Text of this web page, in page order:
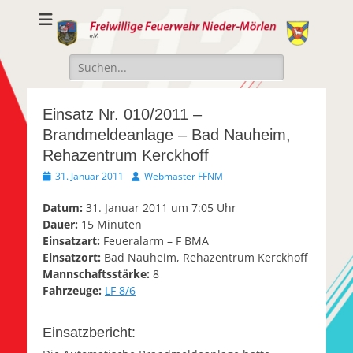
Freiwillige
Feuerwehr Nieder-
Mörlen e.V.
Freiwillige Feuerwehr Nieder-Mörlen e.v.
Suche
nach:
Einsatz Nr. 010/2011 –
Brandmeldeanlage – Bad Nauheim,
Rehazentrum Kerckhoff
Veröffentlicht
31. Januar 2011 AutorWebmaster FFNM
Datum: 31. Januar 2011 um 7:05 Uhr
Dauer: 15 Minuten
Einsatzart: Feueralarm – F BMA
Einsatzort: Bad Nauheim, Rehazentrum Kerckhoff
Mannschaftsstärke: 8
Fahrzeuge: LF 8/6
Einsatzbericht: